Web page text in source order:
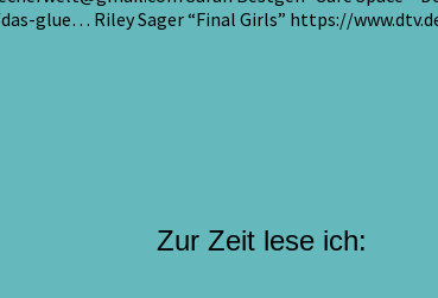
glue… Riley Sager “Final Girls” https://
Zur Zeit lese ich: